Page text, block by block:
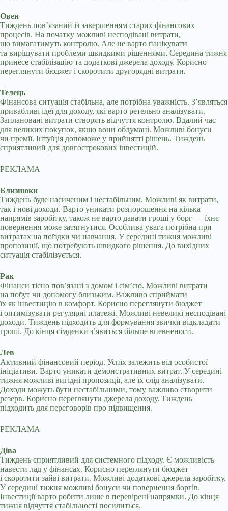
Овен
Тиждень пов’язаний із завершенням старих фінансових
процесів. На початку можливі несподівані витрати,
що вимагатимуть контролю. Але не варто панікувати
та вирішувати проблеми швидкими рішеннями. Середина тижня
принесе стабілізацію та додаткові джерела доходу. Корисно
переглянути бюджет і скоротити другорядні витрати.
Телець
Фінансова ситуація стабільна, але потрібна уважність. З’являться
привабливі ідеї для доходу, які варто ретельно аналізувати.
Заплановані витрати створять відчуття контролю. Вдалий час
для великих покупок, якщо вони обдумані. Можливі бонуси
чи премії. Інтуїція допоможе у прийнятті рішень. Тиждень
сприятливий для довгострокових інвестицій.
РЕКЛАМА
Близнюки
Тиждень буде насиченим і нестабільним. Можливі як витрати,
так і нові доходи. Варто уникати розпорошення на кілька
напрямів заробітку, також не варто давати гроші у борг — їхнє
повернення може затягнутися. Особлива увага потрібна при
витратах на поїздки чи навчання. У середині тижня можливі
пропозиції, що потребують швидкого рішення. До вихідних
ситуація стабілізується.
Рак
Фінанси тісно пов’язані з домом і сім’єю. Можливі витрати
на побут чи допомогу близьким. Важливо сприймати
їх як інвестицію в комфорт. Корисно переглянути бюджет
і оптимізувати регулярні платежі. Можливі невеликі несподівані
доходи. Тиждень підходить для формування звички відкладати
гроші. До кінця сімденки з’явиться більше впевненості.
Лев
Активний фінансовий період. Успіх залежить від особистої
ініціативи. Варто уникати демонстративних витрат. У середині
тижня можливі вигідні пропозиції, але їх слід аналізувати.
Доходи можуть бути нестабільними, тому важливо створити
резерв. Корисно переглянути джерела доходу. Тиждень
підходить для переговорів про підвищення.
РЕКЛАМА
Діва
Тиждень сприятливий для системного підходу. Є можливість
навести лад у фінансах. Корисно переглянути бюджет
і скоротити зайві витрати. Можливі додаткові джерела заробітку.
У середині тижня можливі бонуси чи повернення боргів.
Інвестиції варто робити лише в перевірені напрямки. До кінця
тижня відчуття стабільності посилиться.